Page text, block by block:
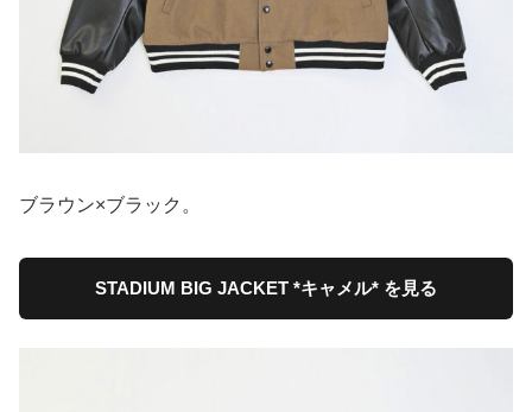
ブラウン×ブラック。
STADIUM BIG JACKET *キャメル* を見る